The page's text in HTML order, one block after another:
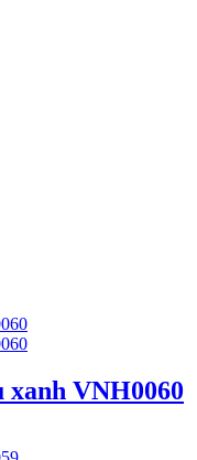
VNH0060